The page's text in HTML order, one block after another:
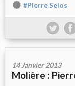
#Pierre Selos
14 Janvier 2013
Molière :